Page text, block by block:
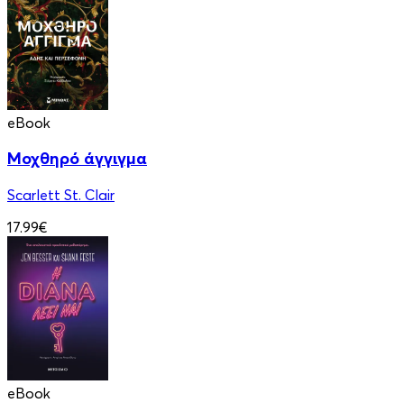
eBook
Μοχθηρό άγγιγμα
Scarlett St. Clair
17.99€
eBook